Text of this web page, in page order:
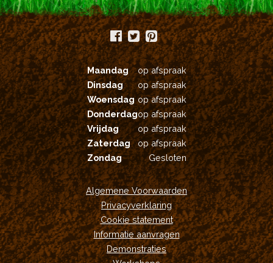
Maandag
op afspraak
Dinsdag
op afspraak
Woensdag op afspraak
Donderdagop afspraak
Vrijdag
op afspraak
Zaterdag
op afspraak
Zondag
Gesloten
Algemene Voorwaarden
Privacyverklaring
Cookie statement
Informatie aanvragen
Demonstraties